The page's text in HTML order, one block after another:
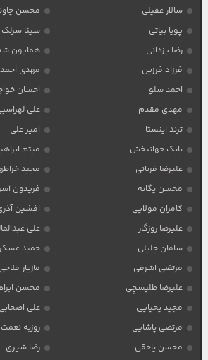
سالار عقیلی
محسن
پویا بیاتی
سینا سرلک
رضا یزدانی
همایون
فرزاد فرزین
مهدی
احمد سلو
احسان
مهدی مقدم
علی
ترند اینستا
امیر علی
بابک جهانبخش
میثم
علیرضا قربانی
مجید
محسن یگانه
فریدون
کامران مولایی
افشین
علیرضا روزگار
علی
سامان جلیلی
حمید
مرتضی اشرفی
مازیار فلاحی
علیرضا طلیسچی
محسن
مجید یحیایی
علی اصحابی
مرتضی پاشایی
روزبه
محسن یاحقی
رضا شیری